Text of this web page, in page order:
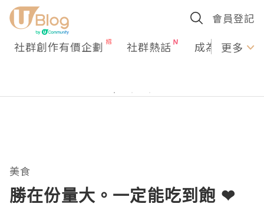
會員登記
社群創作有價企劃 社群熱話 成為U更多
美食
勝在份量大。一定能吃到飽 ❤